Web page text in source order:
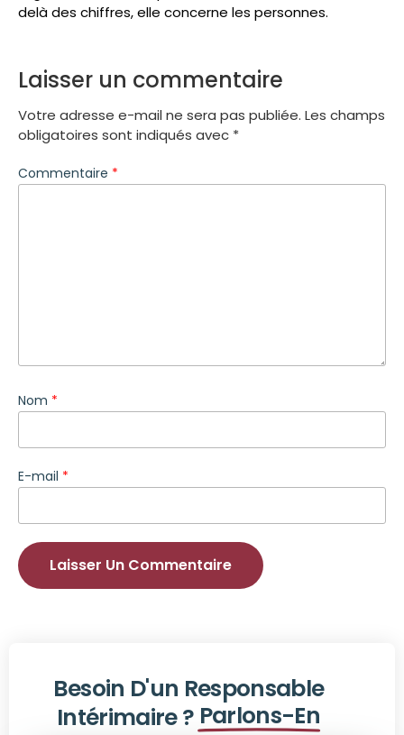
delà des chiffres, elle concerne les personnes.
Laisser un commentaire
Votre adresse e-mail ne sera pas publiée. Les champs
obligatoires sont indiqués avec *
Commentaire *
Nom *
E-mail *
Besoin D'un Responsable
Intérimaire ? Parlons-En